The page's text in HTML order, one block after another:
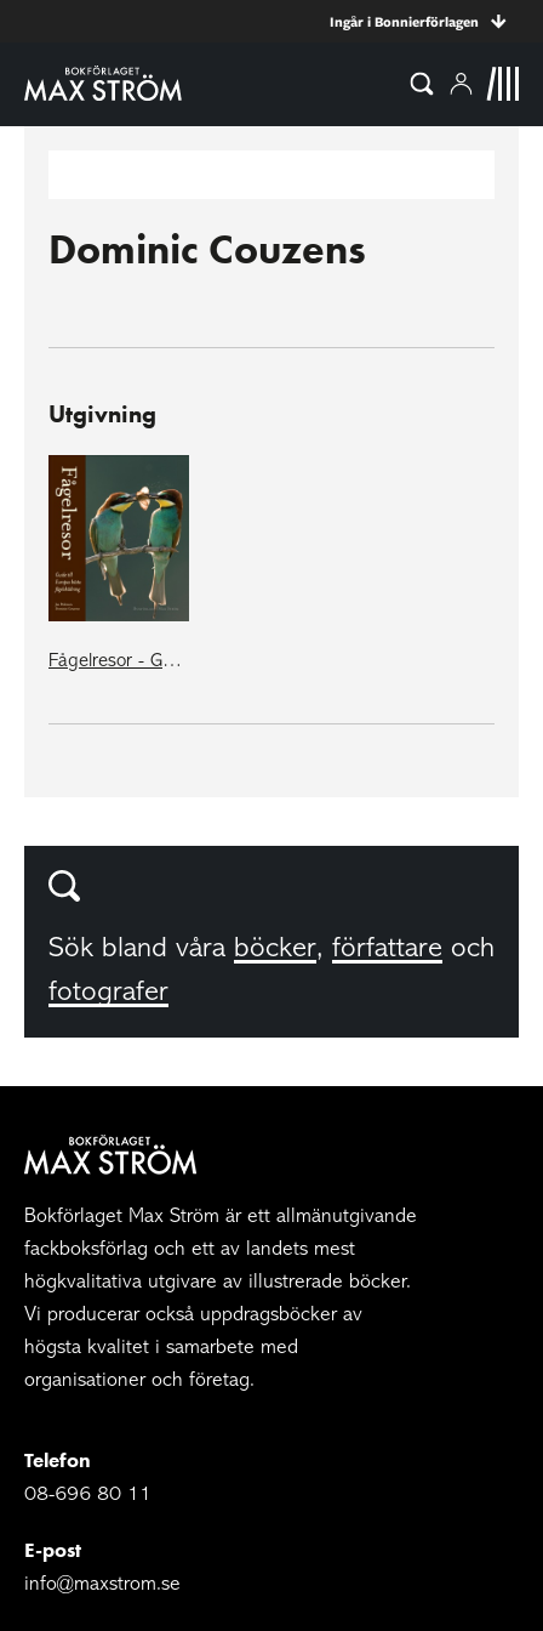
Ingår i Bonnierförlagen
Dominic Couzens
Utgivning
Fågelresor - Guide till Europas bästa fågelskådning
Sök bland våra böcker, författare och
fotografer
Bokförlaget Max Ström är ett allmänutgivande
fackboksförlag och ett av landets mest
högkvalitativa utgivare av illustrerade böcker.
Vi producerar också uppdragsböcker av
högsta kvalitet i samarbete med
organisationer och företag.
Telefon
08-696 80 11
E-post
info@maxstrom.se